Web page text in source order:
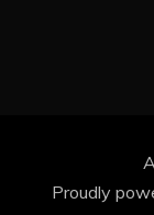
Proudly